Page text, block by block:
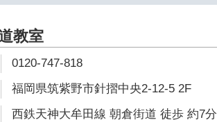
教室
0120-747-818
福岡県筑紫野市針摺中央2-12-5 2F
西鉄天神大牟田線 朝倉街道 徒歩 約7分